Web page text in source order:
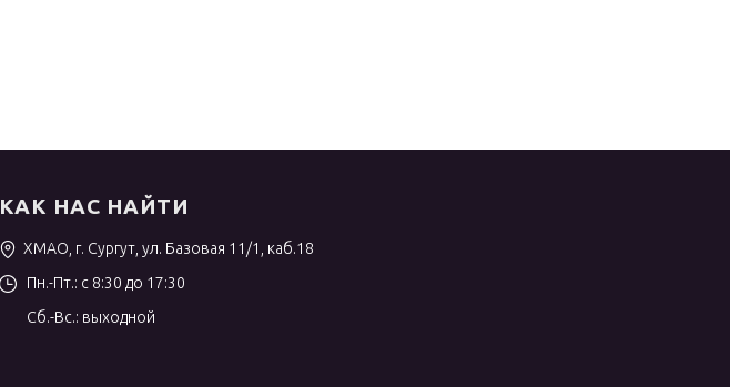
КАК НАС НАЙТИ
ХМАО, г. Сургут, ул. Базовая 11/1, каб.18
Пн.-Пт.: с 8:30 до 17:30
Сб.-Вс.: выходной